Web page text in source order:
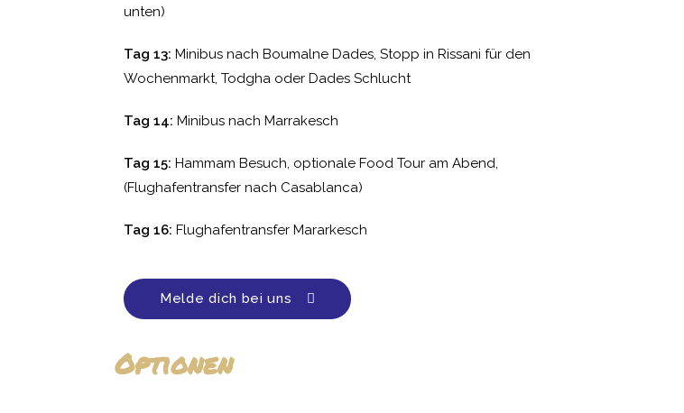
unten)
Tag 13: Minibus nach Boumalne Dades, Stopp in Rissani für den
Wochenmarkt, Todgha oder Dades Schlucht
Tag 14: Minibus nach Marrakesch
Tag 15: Hammam Besuch, optionale Food Tour am Abend,
(Flughafentransfer nach Casablanca)
Tag 16: Flughafentransfer Mararkesch
Melde dich bei uns
Optionen